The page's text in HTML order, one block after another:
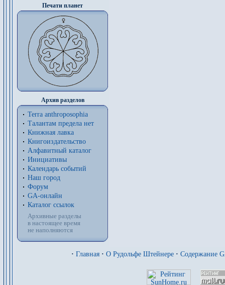
Печати планет
Архив разделов
Terra anthroposophia
Талантам предела нет
Книжная лавка
Книгоиздательство
Алфавитный каталог
Инициативы
Календарь событий
Наш город
Форум
GA-онлайн
Каталог ссылок
Архивные разделы
в настоящее время
не наполняются
· Главная · О Рудольфе Штейнере · Содержание